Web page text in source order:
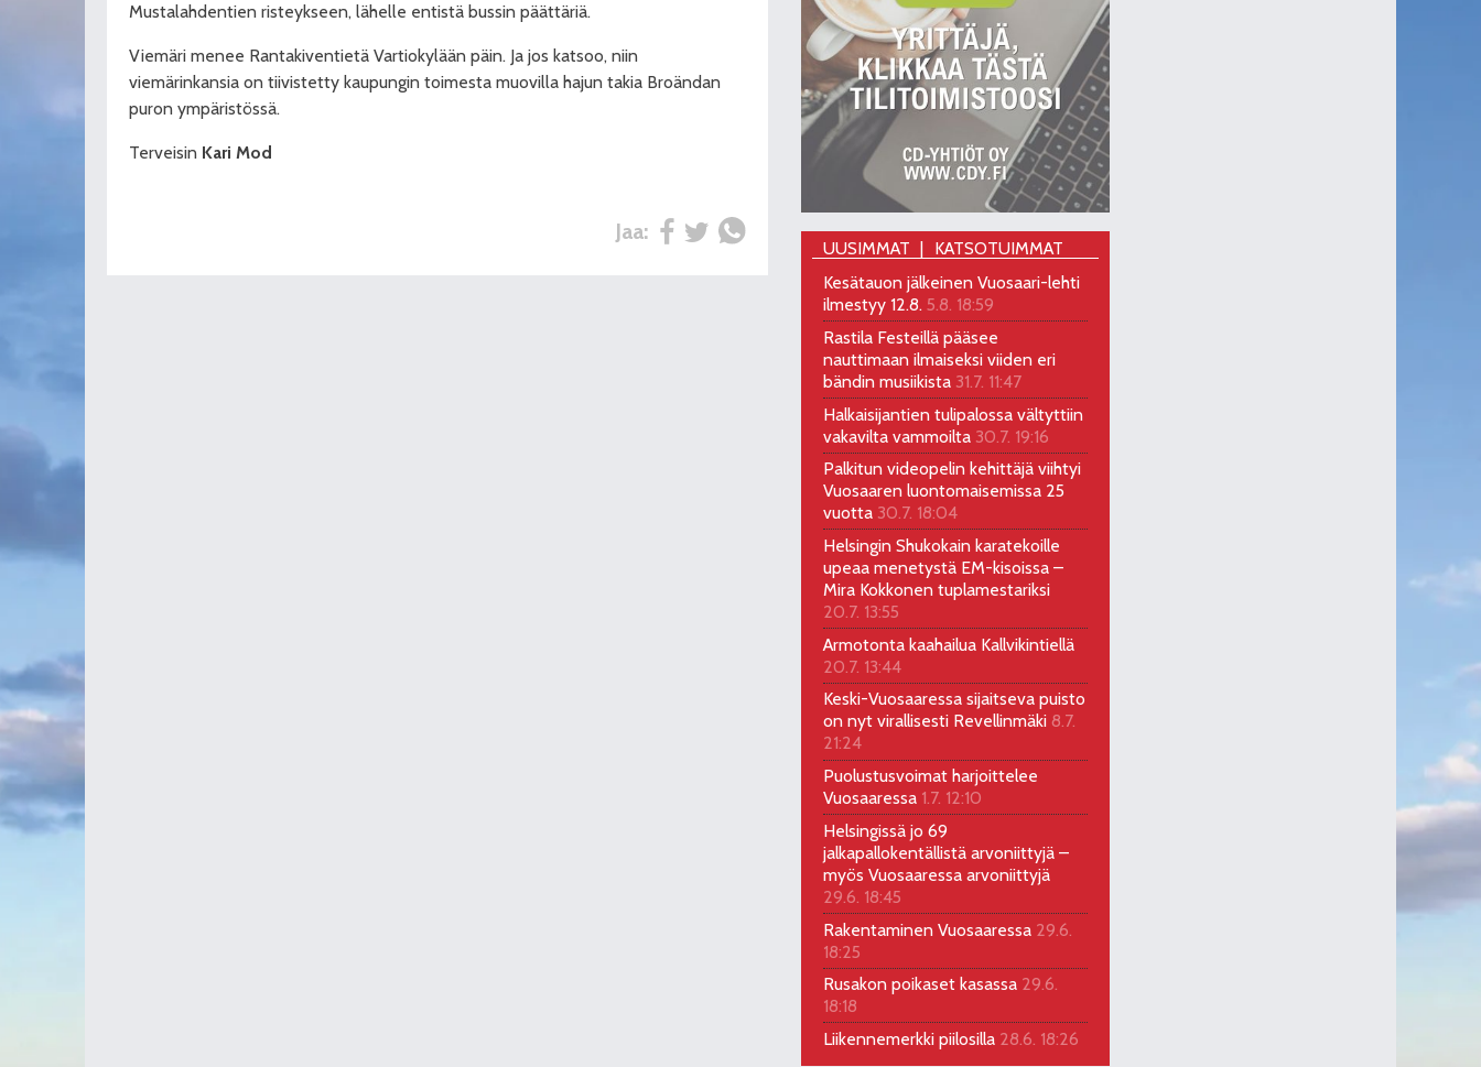
Mustalahdentien risteykseen, lähelle entistä bussin päättäriä.
Viemäri menee Rantakiventietä Vartiokylään päin. Ja jos katsoo, niin
viemärinkansia on tiivistetty kaupungin toimesta muovilla hajun takia Broändan
puron ympäristössä.
Terveisin Kari Mod
Jaa:
UUSIMMAT
KATSOTUIMMAT
Kesätauon jälkeinen Vuosaari-lehti
ilmestyy 12.8. 5.8. 18:59
Rastila Festeillä pääsee
nauttimaan ilmaiseksi viiden eri
bändin musiikista 31.7. 11:47
Halkaisijantien tulipalossa vältyttiin
vakavilta vammoilta 30.7. 19:16
Palkitun videopelin kehittäjä viihtyi
Vuosaaren luontomaisemissa 25
vuotta 30.7. 18:04
Helsingin Shukokain karatekoille
upeaa menetystä EM-kisoissa –
Mira Kokkonen tuplamestariksi
20.7. 13:55
Armotonta kaahailua Kallvikintiellä
20.7. 13:44
Keski-Vuosaaressa sijaitseva puisto
on nyt virallisesti Revellinmäki 8.7.
21:24
Puolustusvoimat harjoittelee
Vuosaaressa 1.7. 12:10
Helsingissä jo 69
jalkapallokentällistä arvoniittyjä –
myös Vuosaaressa arvoniittyjä
29.6. 18:45
Rakentaminen Vuosaaressa 29.6.
18:25
Rusakon poikaset kasassa 29.6.
18:18
Liikennemerkki piilosilla 28.6. 18:26